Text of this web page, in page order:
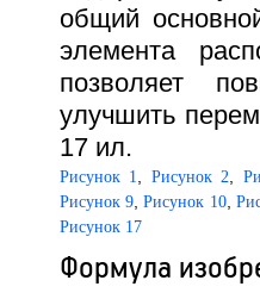
общий
элемента
позволяет
улучшить
17 ил.
Рисунок 1 Рисунок 2
Рисунок 9,Рисунок 10,
Рисунок 17
Формула